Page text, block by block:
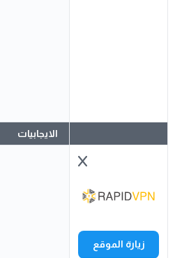
زيارة الموقع
الايجابيات